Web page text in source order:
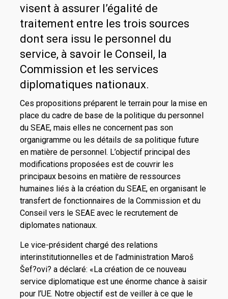
visent à assurer l’égalité de
traitement entre les trois sources
dont sera issu le personnel du
service, à savoir le Conseil, la
Commission et les services
diplomatiques nationaux.
Ces propositions préparent le terrain pour la mise en
place du cadre de base de la politique du personnel
du SEAE, mais elles ne concernent pas son
organigramme ou les détails de sa politique future
en matière de personnel. L’objectif principal des
modifications proposées est de couvrir les
principaux besoins en matière de ressources
humaines liés à la création du SEAE, en organisant le
transfert de fonctionnaires de la Commission et du
Conseil vers le SEAE avec le recrutement de
diplomates nationaux.
Le vice-président chargé des relations
interinstitutionnelles et de l’administration Maroš
Šef?ovi? a déclaré: «La création de ce nouveau
service diplomatique est une énorme chance à saisir
pour l’UE. Notre objectif est de veiller à ce que le